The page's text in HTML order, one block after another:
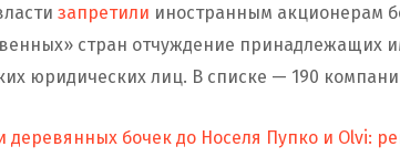
запретили иностранным акционерам
стран отчуждение принадлежащих
юридических лиц. В списке — 190
деревянных бочек до Носеля Пупко и Olvi: